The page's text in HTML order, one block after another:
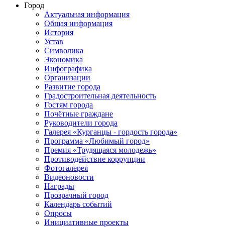
Город
Актуальная информация
Общая информация
История
Устав
Символика
Экономика
Инфографика
Организации
Развитие города
Градостроительная деятельность
Гостям города
Почётные граждане
Руководители города
Галерея «Курганцы - гордость города»
Программа «Любимый город»
Премия «Трудящаяся молодежь»
Противодействие коррупции
Фотогалерея
Видеоновости
Награды
Прозрачный город
Календарь событий
Опросы
Инициативные проекты